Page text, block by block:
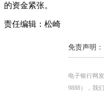
的资金紧张。
责任编辑：松崎
免责声明：
电子银行网
9888），我